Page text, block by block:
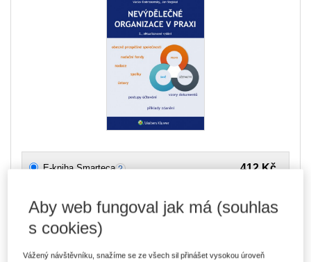
412 Kč
E-kniha Smarteca
Upozorňujeme, že v období od 1.8. do 21.8. z technických
důvodů nemůžeme vystavovat daňové doklady. Budou vám
Aby web fungoval jak má (souhlas
s cookies)
Vážený návštěvníku, snažíme se ze všech sil přinášet vysokou úroveň